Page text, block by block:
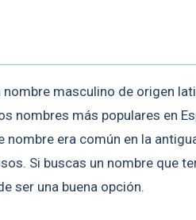
nombre masculino de origen
nombres más populares en
nombre era común en la
Si buscas un nombre que
ser una buena opción.